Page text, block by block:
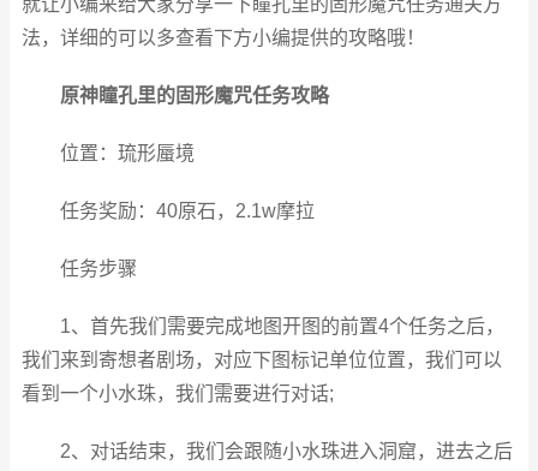
就让小编来给大家分享一下瞳孔里的固形魔咒任务通关方
法，详细的可以多查看下方小编提供的攻略哦！
原神瞳孔里的固形魔咒任务攻略
位置：琉形蜃境
任务奖励：40原石，2.1w摩拉
任务步骤
1、首先我们需要完成地图开图的前置4个任务之后，
我们来到寄想者剧场，对应下图标记单位位置，我们可以
看到一个小水珠，我们需要进行对话;
2、对话结束，我们会跟随小水珠进入洞窟，进去之后